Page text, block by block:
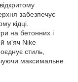
забезпечує
кідці.
на бетонних і
м'яч Nike
стиль,
максимальне